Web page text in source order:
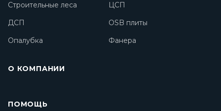
Строительные леса
ЦСП
ДСП
OSB плиты
Опалубка
Фанера
О КОМПАНИИ
ПОМОЩЬ